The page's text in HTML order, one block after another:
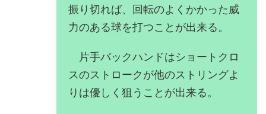
振り切れば、回転のよくかかった威
力のある球を打つことが出来る。
片手バックハンドはショートクロ
スのストロークが他のストリングよ
りは優しく狙うことが出来る。